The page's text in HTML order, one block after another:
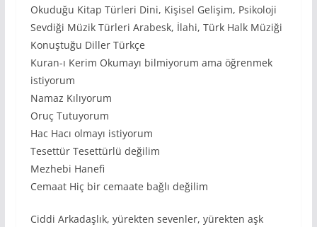
Okuduğu Kitap Türleri Dini, Kişisel Gelişim, Psikoloji
Sevdiği Müzik Türleri Arabesk, İlahi, Türk Halk Müziği
Konuştuğu Diller Türkçe
Kuran-ı Kerim Okumayı bilmiyorum ama öğrenmek
istiyorum
Namaz Kılıyorum
Oruç Tutuyorum
Hac Hacı olmayı istiyorum
Tesettür Tesettürlü değilim
Mezhebi Hanefi
Cemaat Hiç bir cemaate bağlı değilim
Ciddi Arkadaşlık, yürekten sevenler, yürekten aşk